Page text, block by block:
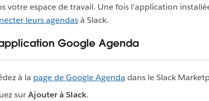
votre espace de travail. Une fois l’application
leurs agendasà Slack.
Google Agenda
à la page de Google Agenda dans le Slack
surAjouter à Slack.